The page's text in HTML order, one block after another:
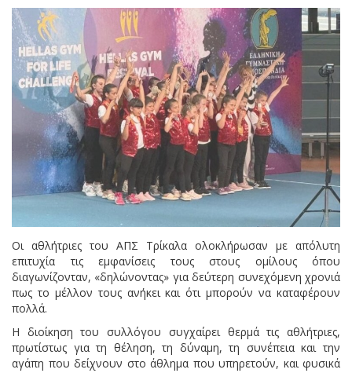
Οι αθλήτριες του ΑΠΣ Τρίκαλα ολοκλήρωσαν με απόλυτη
επιτυχία τις εμφανίσεις τους στους ομίλους όπου
διαγωνίζονταν, «δηλώνοντας» για δεύτερη συνεχόμενη χρονιά
πως το μέλλον τους ανήκει και ότι μπορούν να καταφέρουν
πολλά.
Η διοίκηση του συλλόγου συγχαίρει θερμά τις αθλήτριες,
πρωτίστως για τη θέληση, τη δύναμη, τη συνέπεια και την
αγάπη που δείχνουν στο άθλημα που υπηρετούν, και φυσικά